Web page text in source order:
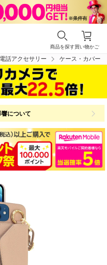
買い物かご
商品を探す
話アクセサリー ケース・カバー
について